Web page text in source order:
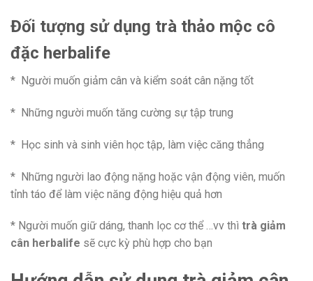
Đối tượng sử dụng trà thảo mộc cô
đặc herbalife
* Người muốn giảm cân và kiểm soát cân nặng tốt
* Những người muốn tăng cường sự tập trung
* Học sinh và sinh viên học tập, làm việc căng thẳng
* Những người lao động nặng hoặc vận động viên, muốn
tỉnh táo để làm việc năng động hiệu quả hơn
* Người muốn giữ dáng, thanh lọc cơ thể …vv thì trà giảm
cân herbalife sẽ cực kỳ phù hợp cho bạn